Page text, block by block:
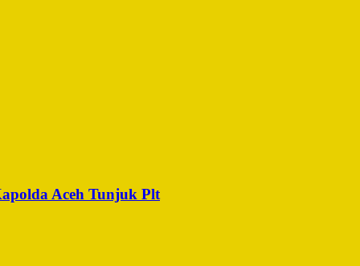
Aceh Tunjuk Plt